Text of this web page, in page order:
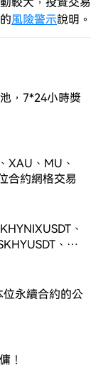
風險警示說明。
，7*24小時獎
XAU、MU、
合約網格交易
、
、
位永續合約的公
！